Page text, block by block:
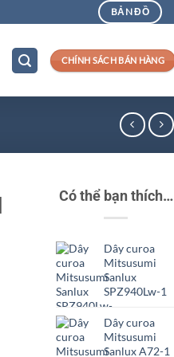
BẢN ĐỒ
CHÍNH SÁCH BÁN HÀNG
Có thể bạn thích…
Dây curoa
Mitsusumi
Sanlux
SPZ940Lw-1
Dây curoa
Mitsusumi
Sanlux A72-1